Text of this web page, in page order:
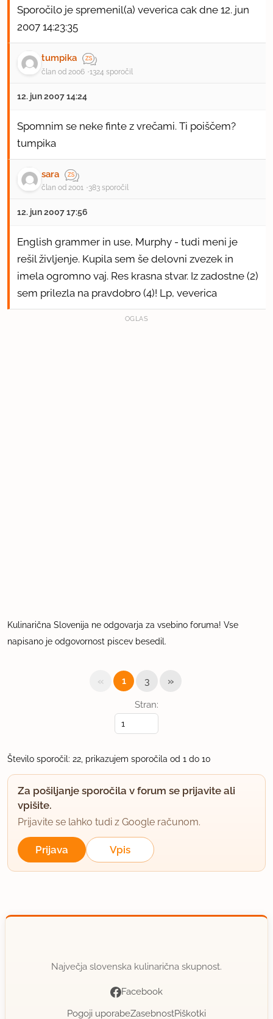
Sporočilo je spremenil(a) veverica cak dne 12. jun
2007 14:23:35
tumpika
član od 2006 1324 sporočil
12. jun 2007 14:24
Spomnim se neke finte z vrečami. Ti poiščem?
tumpika
sara
član od 2001 383 sporočil
12. jun 2007 17:56
English grammer in use, Murphy - tudi meni je
rešil življenje. Kupila sem še delovni zvezek in
imela ogromno vaj. Res krasna stvar. Iz zadostne (2)
sem prilezla na pravdobro (4)! Lp, veverica
OGLAS
Kulinarična Slovenija ne odgovarja za vsebino foruma! Vse
napisano je odgovornost piscev besedil.
Stran:
« 1 3 »
Število sporočil: 22, prikazujem sporočila od 1 do 10
Za pošiljanje sporočila v forum se prijavite ali
vpišite.
Prijavite se lahko tudi z Google računom.
Prijava Vpis
Največja slovenska kulinarična skupnost.
Facebook
Pogoji uporabeZasebnostPiškotki